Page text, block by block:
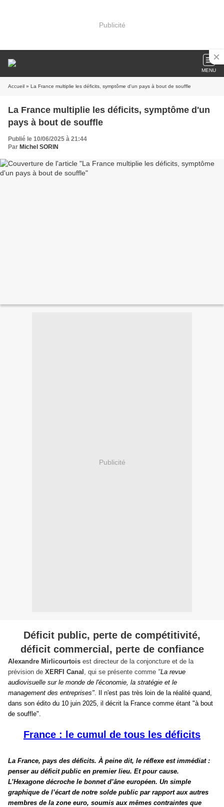
Publicité
MENU
Accueil » La France multiplie les déficits, symptôme d'un pays à bout de souffle
La France multiplie les déficits, symptôme d'un
pays à bout de souffle
Publié le 10/06/2025 à 21:44
Par Michel SORIN
Publicité
Déficit public, perte de compétitivité,
déficit commercial, perte de confiance
Alexandre Mirlicourtois est directeur de la conjoncture et de la
prévision de XERFI Canal , qui se présente comme "La revue
audiovisuelle sur le monde de l'économie, la stratégie et le
management des entreprises". Il n'est pas très loin de la réalité quand,
dans son édito du 10 juin 2025, il décrit la France comme étant "à bout
de souffle".
France : le cumul de tous les déficits
La France, pays des déficits. À peine dit, le réflexe est immédiat :
penser au déficit public en premier lieu. Et pour cause.
L’Hexagone décroche le bonnet d’âne européen. Un simple
graphique de l’écart de notre solde public par rapport aux autres
membres de la zone euro, soumis aux mêmes contraintes que